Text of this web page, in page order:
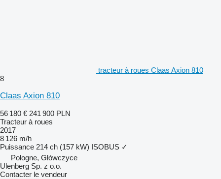
tracteur à roues Claas Axion 810
8
Claas Axion 810
56 180 € 241 900 PLN
Tracteur à roues
2017
8 126 m/h
Puissance 214 ch (157 kW) ISOBUS ✓
Pologne, Główczyce
Ulenberg Sp. z o.o.
Contacter le vendeur